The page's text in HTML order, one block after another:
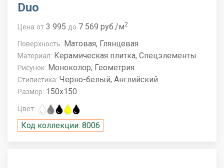
Duo
Цена от 3 995 до 7 569 руб./м2
Поверхность: Матовая, Глянцевая
Материал: Керамическая плитка, Спецэлементы
Рисунок: Моноколор, Геометрия
Стилистика: Черно-белый, Английский
Размер: 150x150
Цвет:
Код коллекции: 8006